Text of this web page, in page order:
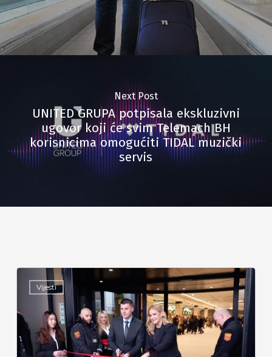
Next Post
UNITED GRUPA potpisala ekskluzivni
ugovor koji će svim Telemach BH
korisnicima omogućiti TIDAL muzički
servis
Vijesti